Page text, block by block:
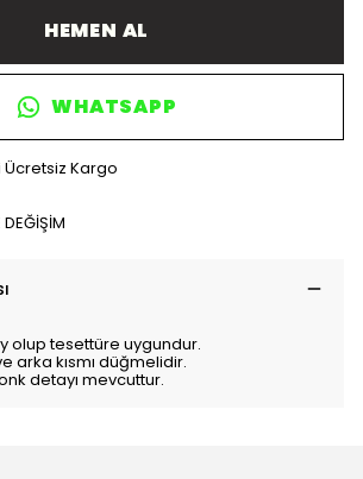
HEMEN AL
WHATSAPP
Ücretsiz Kargo
olup tesettüre uygundur.
arka kısmı düğmelidir.
detayı mevcuttur.